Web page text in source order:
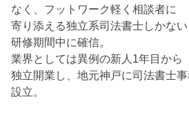
なく、フットワーク軽く相談者に
寄り添える独立系司法書士しかない
研修期間中に確信。
業界としては異例の新人1年目から
独立開業し、地元神戸に司法書士
設立。